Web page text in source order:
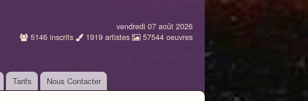
vendredi 07 août 2026
5146 inscrits 1919 artistes 57544 oeuvres
Tarifs Nous Contacter